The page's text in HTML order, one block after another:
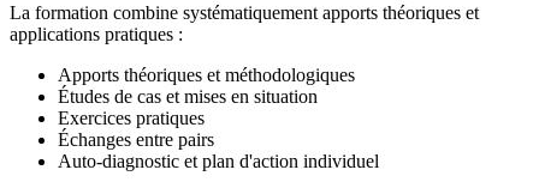
La formation combine systématiquement apports théoriques et
applications pratiques :
Apports théoriques et méthodologiques
Études de cas et mises en situation
Exercices pratiques
Échanges entre pairs
Auto-diagnostic et plan d'action individuel